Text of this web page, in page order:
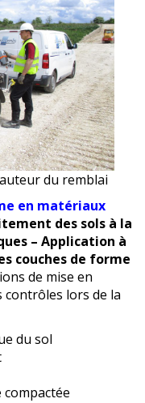
du remblai
en matériaux
des sols à la
– Application à
couches de forme
de mise en
contrôles lors de la
du sol
compactée